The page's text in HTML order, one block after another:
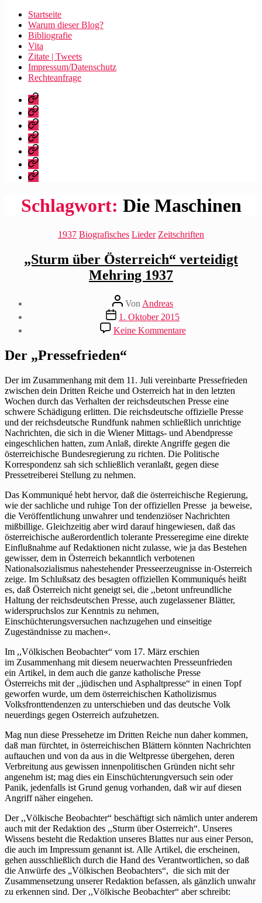
Startseite
Warum dieser Blog?
Bibliografie
Vita
Zitate | Tweets
Impressum/Datenschutz
Rechteanfrage
Startseite
Warum
dieser
Blog?
Bibliografie
Vita
Zitate
|
Tweets
Impressum/Datenschutz
Rechteanfrage
Schlagwort: Die Maschinen
Kategorien
1937 Biografisches Lieder Zeitschriften
„Sturm über Österreich“ verteidigt
Mehring 1937
Beitragsautor
Von Andreas
Beitragsdatum
1. Oktober 2015
Keine Kommentarezu
„Sturm
Mehring
1937
Der „Pressefrieden“
Der im Zusammenhang mit dem 11. Juli vereinbarte Pressefrieden
zwischen dein Dritten Reiche und Osterreich hat in den letzten
Wochen durch das Verhalten der reichsdeutschen Presse eine
schwere Schädigung erlitten. Die reichsdeutsche offizielle Presse
und der reichsdeutsche Rundfunk nahmen schließlich unrichtige
Nachrichten, die sich in die Wiener Mittags- und Abendpresse
eingeschlichen hatten, zum Anlaß, direkte Angriffe gegen die
österreichische Bundesregierung zu richten. Die Politische
Korrespondenz sah sich schließlich veranlaßt, gegen diese
Pressetreiberei Stellung zu nehmen.
Das Kommuniqué hebt hervor, daß die österreichische Regierung,
wie der sachliche und ruhige Ton der offiziellen Presse ja beweise,
die Veröffentlichung unwahrer und tendenziöser Nachrichten
mißbillige. Gleichzeitig aber wird darauf hingewiesen, daß das
österreichische außerordentlich tolerante Presseregime eine direkte
Einflußnahme auf Redaktionen nicht zulasse, wie ja das Bestehen
gewisser, dem in Österreich bekanntlich verbotenen
Nationalsozialismus nahestehender Presseerzeugnisse in·Osterreich
zeige. Im Schlußsatz des besagten offiziellen Kommuniqués heißt
es, daß Österreich nicht geneigt sei, die ,,betont unfreundliche
Haltung der reichsdeutschen Presse, auch zugelassener Blätter,
widerspruchslos zur Kenntnis zu nehmen,
Einschüchterungsversuchen nachzugehen und einseitige
Zugeständnisse zu machen«.
Im ,,Völkischen Beobachter“ vom 17. März erschien
im Zusammenhang mit diesem neuerwachten Presseunfrieden
ein Artikel, in dem auch die ganze katholische Presse
Österreichs mit der ,,jüdischen und Asphaltpresse“ in einen Topf
geworfen wurde, um dem österreichischen Katholizismus
Volksfronttendenzen zu unterschieben und das deutsche Volk
neuerdings gegen Osterreich aufzuhetzen.
Mag nun diese Pressehetze im Dritten Reiche nun daher kommen,
daß man fürchtet, in österreichischen Blättern könnten Nachrichten
auftauchen und von da aus in die Weltpresse übergehen, deren
Verbreitung aus gewissen innenpolitischen Gründen nicht sehr
angenehm ist; mag dies ein Einschüchterungversuch sein oder
Panik, jedenfalls ist Grund genug vorhanden, daß wir auf diesen
Angriff näher eingehen.
Der ,,Völkische Beobachter“ beschäftigt sich nämlich unter anderem
auch mit der Redaktion des ,,Sturm über Osterreich“. Unseres
Wissens besteht die Redaktion unseres Blattes nur aus einer Person,
die auch im Impressum genannt ist. Alle Artikel, die erscheinen,
gehen ausschließlich durch die Hand des Verantwortlichen, so daß
die Anwürfe des „Völkischen Beobachters“, die sich mit der
Zusammensetzung unserer Redaktion befassen, als gänzlich unwahr
zu erkennen sind. Der ,,Völkische Beobachter“ aber schreibt: